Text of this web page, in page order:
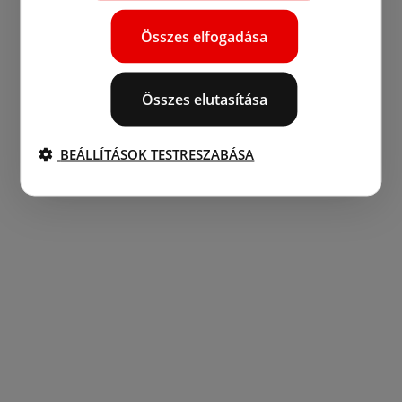
Összes elfogadása
Összes elutasítása
BEÁLLÍTÁSOK TESTRESZABÁSA